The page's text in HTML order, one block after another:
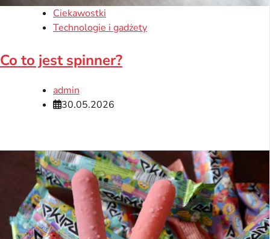
Ciekawostki
Technologie i gadżety
Co to jest spinner?
admin
30.05.2026